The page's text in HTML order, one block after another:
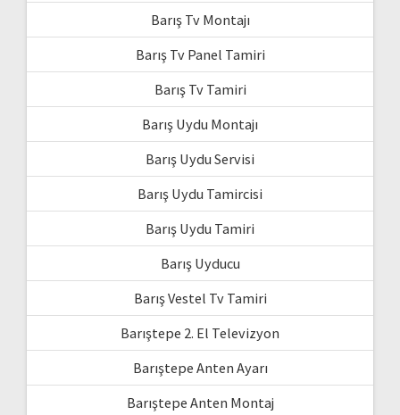
Barış Tv Montajı
Barış Tv Panel Tamiri
Barış Tv Tamiri
Barış Uydu Montajı
Barış Uydu Servisi
Barış Uydu Tamircisi
Barış Uydu Tamiri
Barış Uyducu
Barış Vestel Tv Tamiri
Barıştepe 2. El Televizyon
Barıştepe Anten Ayarı
Barıştepe Anten Montaj